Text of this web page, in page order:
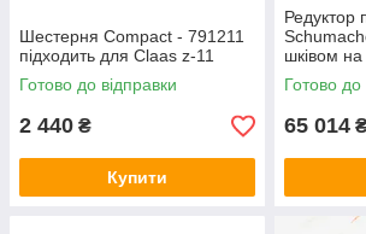
Шестерня Compact - 791211
підходить для Claas z-11
Готово до відправки
2 440 ₴
Купити
шківом
215мм
Готово до
65 014